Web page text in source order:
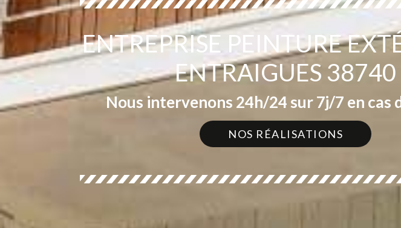
ENTREPRISE PEINTURE
ENTRAIGUES 38740
Nous intervenons 24h/24 sur 7j/7 en cas
NOS RÉALISATIONS